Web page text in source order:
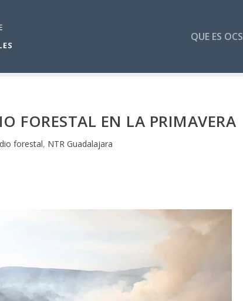
QUE ES
FORESTAL EN LA PRIMAVERA
forestal, NTR Guadalajara